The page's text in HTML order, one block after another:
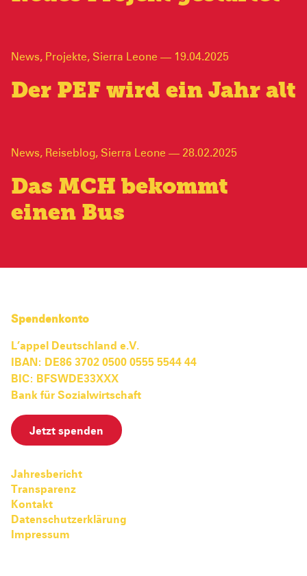
News, Projekte, Sierra Leone — 19.04.2025
Der PEF wird ein Jahr alt
News, Reiseblog, Sierra Leone — 28.02.2025
Das MCH bekommt
einen Bus
Spendenkonto
L’appel Deutschland e.V.
IBAN: DE86 3702 0500 0555 5544 44
BIC: BFSWDE33XXX
Bank für Sozialwirtschaft
Jetzt spenden
Jahresbericht
Transparenz
Kontakt
Datenschutzerklärung
Impressum